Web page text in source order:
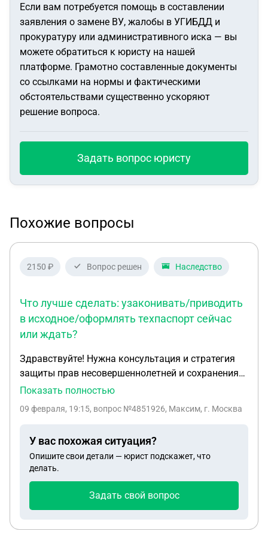
Если вам потребуется помощь в составлении
заявления о замене ВУ, жалобы в УГИБДД и
прокуратуру или административного иска — вы
можете обратиться к юристу на нашей
платформе. Грамотно составленные документы
со ссылками на нормы и фактическими
обстоятельствами существенно ускоряют
решение вопроса.
Задать вопрос юристу
Похожие вопросы
2150 ₽ Вопрос решен Наследство
Что лучше сделать: узаконивать/приводить
в исходное/оформлять техпаспорт сейчас
или ждать?
Здравствуйте! Нужна консультация и стратегия
защиты прав несовершеннолетней и сохранения
квартиры в наследственном споре. 1) Кто я и кто
Екатеринбурге, официально работаю.
мать, разные отцы. Мать умерла: [17.08.2025].
Отец сестры: указан в свидетельстве о рождении,
в браке с матерью не состоял. В квартире никогда
ориентировочная стоимость около 13,5 млн.
Показать полностью
09 февраля, 19:15, вопрос №4851926, Максим, г. Москва
У вас похожая ситуация?
Опишите свои детали — юрист подскажет, что
делать.
Задать свой вопрос